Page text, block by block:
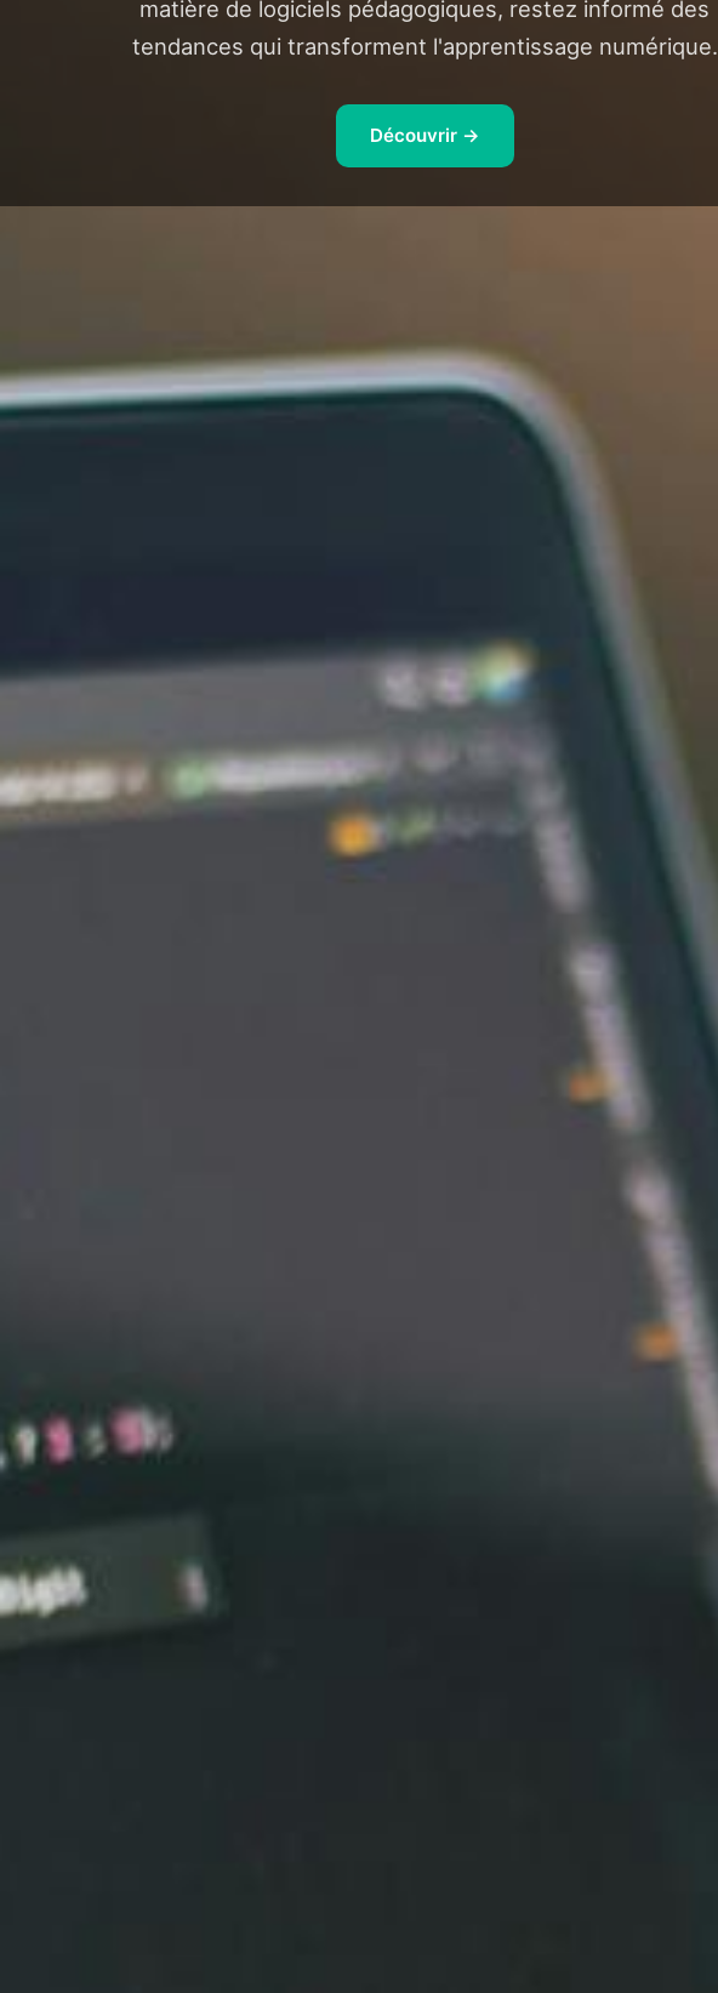
matière de logiciels pédagogiques, restez informé des
tendances qui transforment l'apprentissage numérique.
Découvrir →